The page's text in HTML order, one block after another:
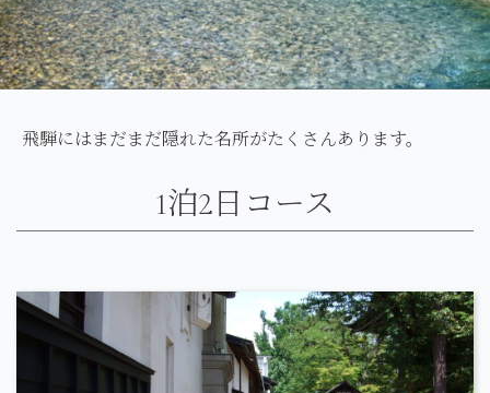
飛騨にはまだまだ隠れた名所がたくさんあります。
1泊2日コース